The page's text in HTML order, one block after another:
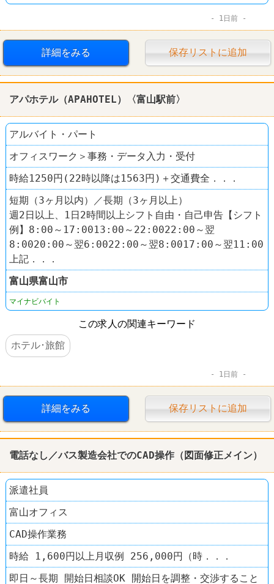
1日前
詳細をみる 保存リストに追加
アパホテル（APAHOTEL）〈富山駅前〉
アルバイト・パート
オフィスワーク＞事務・データ入力・受付
時給1250円(22時以降は1563円)＋交通費全．．．
短期（3ヶ月以内）／長期（3ヶ月以上）
週2日以上、1日2時間以上シフト自由・自己申告【シフト
例】8:00～17:0013:00～22:0022:00～翌
8:0020:00～翌6:0022:00～翌8:0017:00～翌11:00
上記．．．
富山県富山市
マイナビバイト
この求人の関連キーワード
ホテル･旅館
1日前
詳細をみる 保存リストに追加
電話なし／バス製造会社でのCAD操作（図面修正メイン）
派遣社員
富山オフィス
CAD操作業務
時給 1,600円以上月収例 256,000円（時．．．
即日～長期 開始日相談OK 開始日を調整・交渉すること